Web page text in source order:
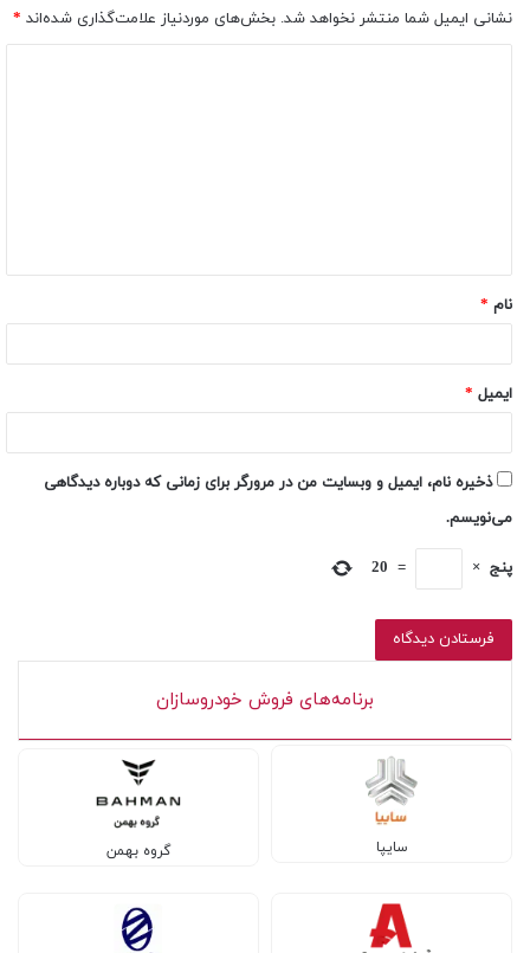
نشانی ایمیل شما منتشر نخواهد شد. بخش‌های موردنیاز علامت‌گذاری شده‌اند *
نام *
ایمیل *
ذخیره نام، ایمیل و وبسایت من در مرورگر برای زمانی که دوباره دیدگاهی
می‌نویسم.
پنج ×
=
20
برنامه‌های فروش خودروسازان
سایپا گروه بهمن